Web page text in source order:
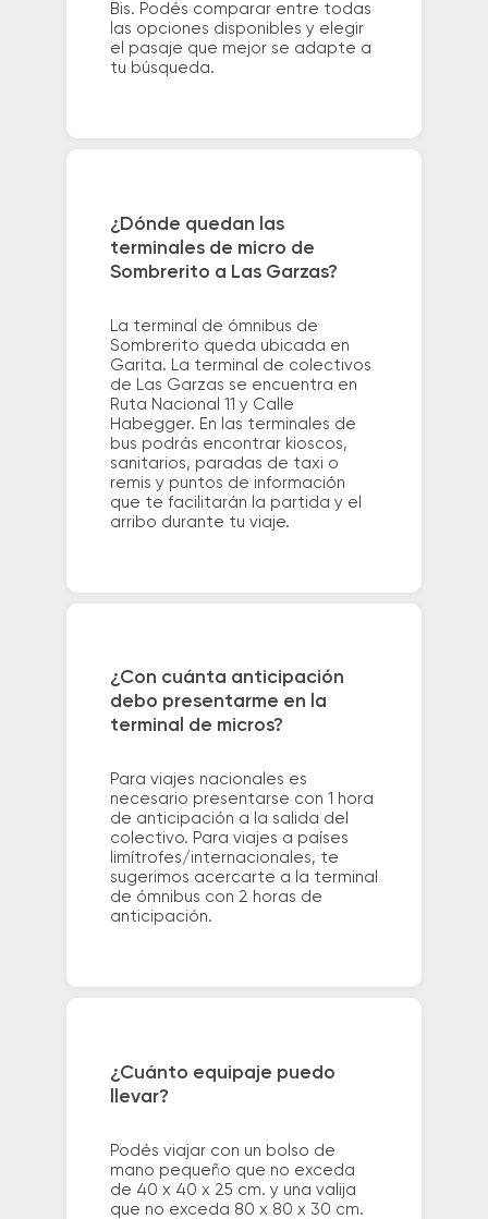
Bis. Podés comparar entre todas
las opciones disponibles y elegir
el pasaje que mejor se adapte a
tu búsqueda.
¿Dónde quedan las
terminales de micro de
Sombrerito a Las Garzas?
La terminal de ómnibus de
Sombrerito queda ubicada en
Garita. La terminal de colectivos
de Las Garzas se encuentra en
Ruta Nacional 11 y Calle
Habegger. En las terminales de
bus podrás encontrar kioscos,
sanitarios, paradas de taxi o
remis y puntos de información
que te facilitarán la partida y el
arribo durante tu viaje.
¿Con cuánta anticipación
debo presentarme en la
terminal de micros?
Para viajes nacionales es
necesario presentarse con 1 hora
de anticipación a la salida del
colectivo. Para viajes a países
limítrofes/internacionales, te
sugerimos acercarte a la terminal
de ómnibus con 2 horas de
anticipación.
¿Cuánto equipaje puedo
llevar?
Podés viajar con un bolso de
mano pequeño que no exceda
de 40 x 40 x 25 cm. y una valija
que no exceda 80 x 80 x 30 cm.